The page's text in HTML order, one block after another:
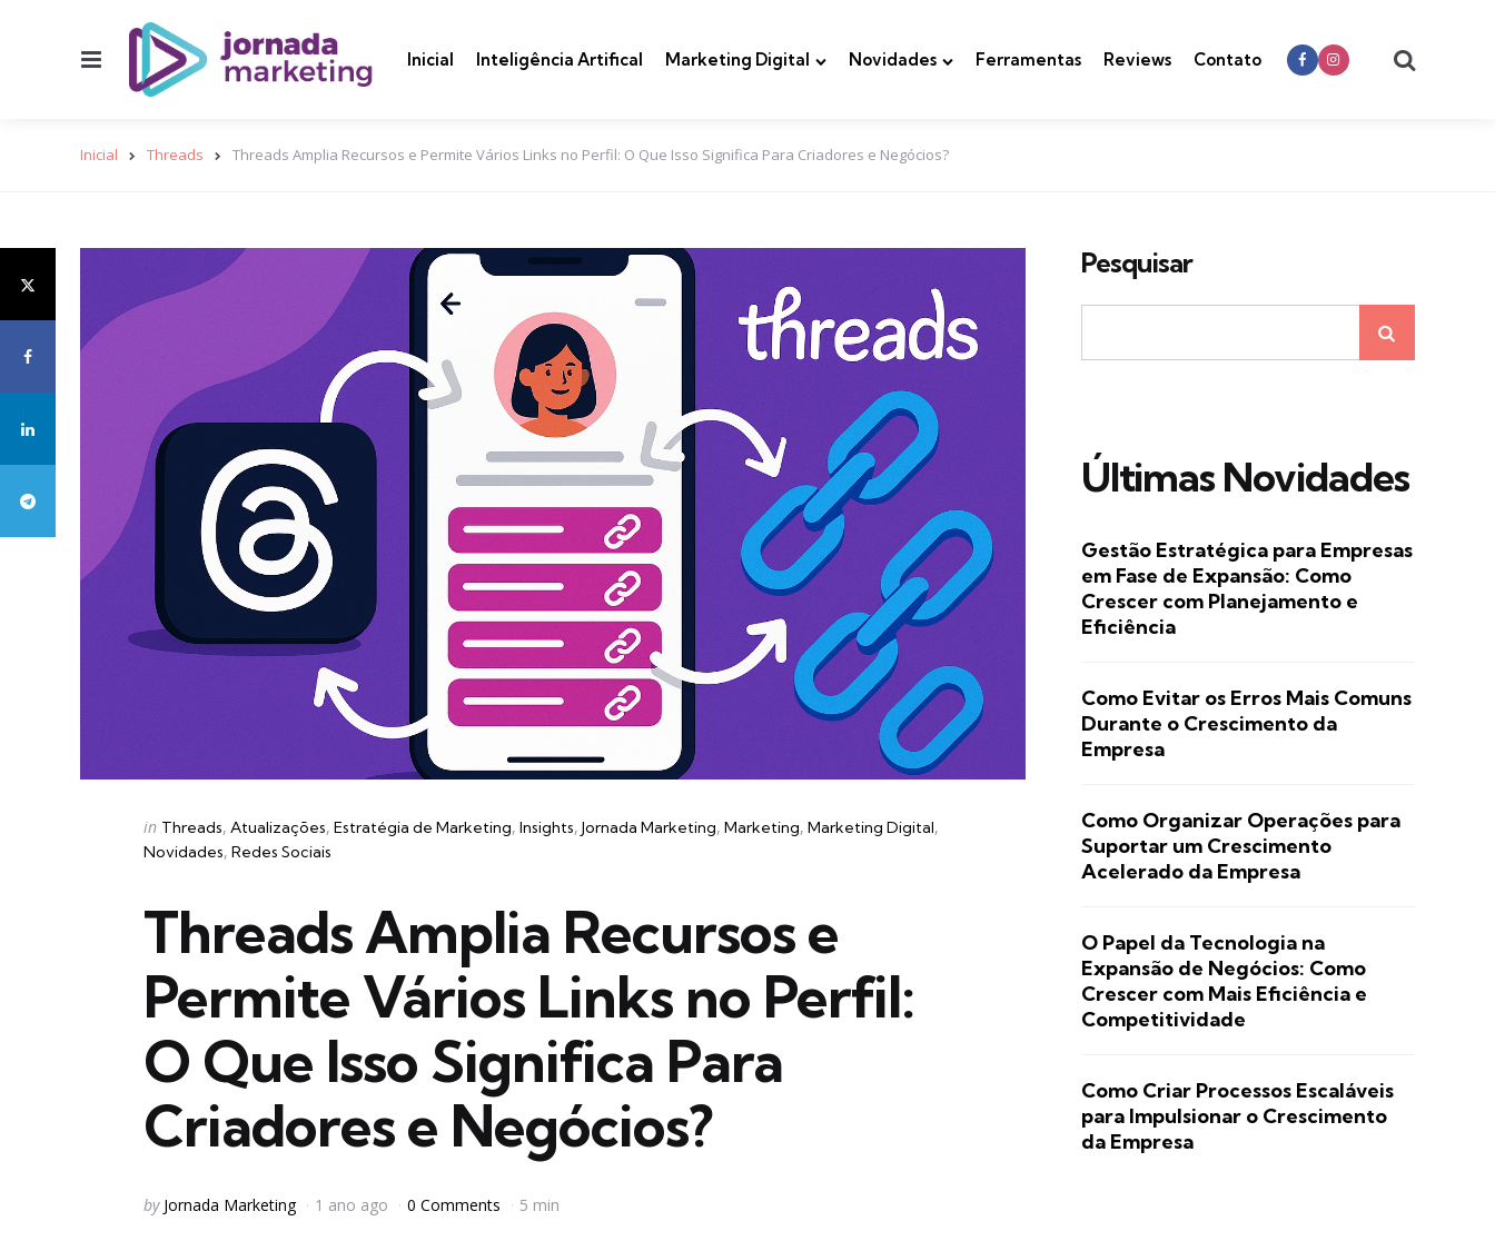
Inicial Inteligência Artifical Marketing Digital Novidades Ferramentas Reviews Contato
Inicial Threads Threads Amplia Recursos e Permite Vários Links no Perfil: O Que Isso Significa Para Criadores e Negócios?
Categories
Posted
in
in Threads Atualizações Estratégia de Marketing Insights Jornada Marketing Marketing Marketing Digital
Novidades Redes Sociais
Threads Amplia Recursos e
Permite Vários Links no Perfil:
O Que Isso Significa Para
Criadores e Negócios?
Posted
by Jornada Marketing 1 ano ago 0 Comments 5 min
Pesquisar
Últimas Novidades
Gestão Estratégica para Empresas
em Fase de Expansão: Como
Crescer com Planejamento e
Eficiência
Como Evitar os Erros Mais Comuns
Durante o Crescimento da
Empresa
Como Organizar Operações para
Suportar um Crescimento
Acelerado da Empresa
O Papel da Tecnologia na
Expansão de Negócios: Como
Crescer com Mais Eficiência e
Competitividade
Como Criar Processos Escaláveis
para Impulsionar o Crescimento
da Empresa